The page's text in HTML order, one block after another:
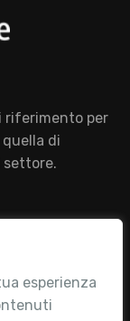
esperienza
riferimento per
di
settore.